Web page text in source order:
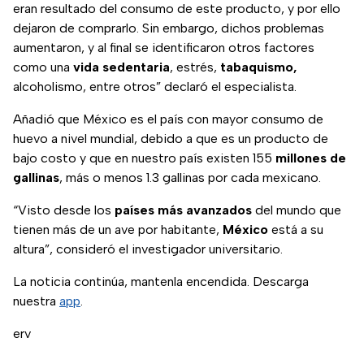
eran resultado del consumo de este producto, y por ello
dejaron de comprarlo. Sin embargo, dichos problemas
aumentaron, y al final se identificaron otros factores
como una vida sedentaria, estrés, tabaquismo,
alcoholismo, entre otros” declaró el especialista.
Añadió que México es el país con mayor consumo de
huevo a nivel mundial, debido a que es un producto de
bajo costo y que en nuestro país existen 155 millones de
gallinas, más o menos 1.3 gallinas por cada mexicano.
“Visto desde los países más avanzados del mundo que
tienen más de un ave por habitante, México está a su
altura”, consideró el investigador universitario.
La noticia continúa, mantenla encendida. Descarga
nuestra app.
erv